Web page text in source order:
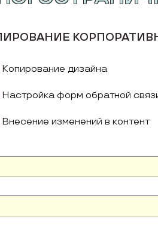
Копирование дизайна
Настройка форм обратной
Внесение изменений в контент